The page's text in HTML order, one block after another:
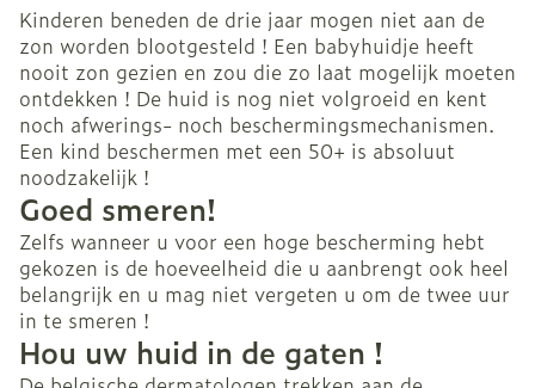
Kinderen beneden de drie jaar mogen niet aan de
zon worden blootgesteld ! Een babyhuidje heeft
nooit zon gezien en zou die zo laat mogelijk moeten
ontdekken ! De huid is nog niet volgroeid en kent
noch afwerings- noch beschermingsmechanismen.
Een kind beschermen met een 50+ is absoluut
noodzakelijk !
Goed smeren!
Zelfs wanneer u voor een hoge bescherming hebt
gekozen is de hoeveelheid die u aanbrengt ook heel
belangrijk en u mag niet vergeten u om de twee uur
in te smeren !
Hou uw huid in de gaten !